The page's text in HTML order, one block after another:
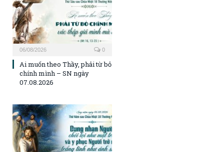
06/08/2026 0
Ai muốn theo Thầy, phải từ bỏ
chính mình – SN ngày
07.08.2026